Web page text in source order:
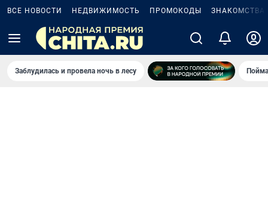
ВСЕ НОВОСТИ НЕДВИЖИМОСТЬ ПРОМОКОДЫ ЗНАКОМСТВА
Заблудилась и провела ночь в лесу